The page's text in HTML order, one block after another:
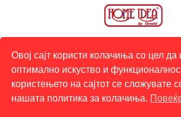
© 2026ГРОСИСТ ДОО- Сите
права се задржани
Правила
услови
Овој сајт користи колачиња со цел да
оптимално искуство и
користењето на сајтот се сложувате
нашата политика за колачиња.